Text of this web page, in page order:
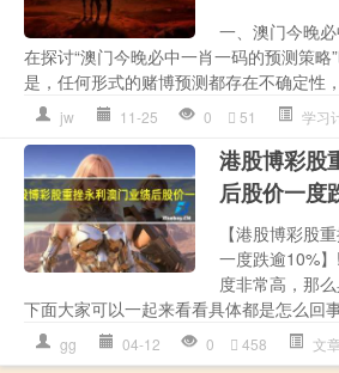
一、澳门今晚
在探讨“澳门今晚必中一肖一码的预测策略
是，任何形式的赌博预测都存在不确定性
jw 11-25 0 51 学习
港股博彩股
后股价一度
【港股博彩股
一度跌逾10%
度非常高，那
下面大家可以一起来看看具体都是怎么回
gg 04-12 0 458 文